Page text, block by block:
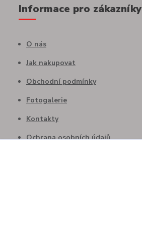
Informace pro zákazníky
O nás
Jak nakupovat
Obchodní podmínky
Fotogalerie
Kontakty
Ochrana osobních údajů